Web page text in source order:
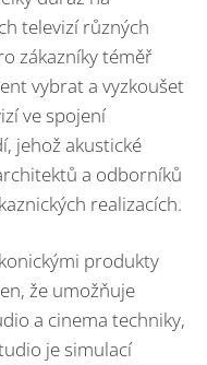
televizí různých
zákazníky téměř
vybrat a vyzkoušet
ve spojení
jehož akustické
a odborníků
realizacích.
produkty
že umožňuje
a cinema techniky,
je simulací